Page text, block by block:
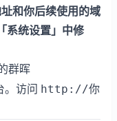
和你后续使用的域
系统设置」中修
晖
。访问 http://你